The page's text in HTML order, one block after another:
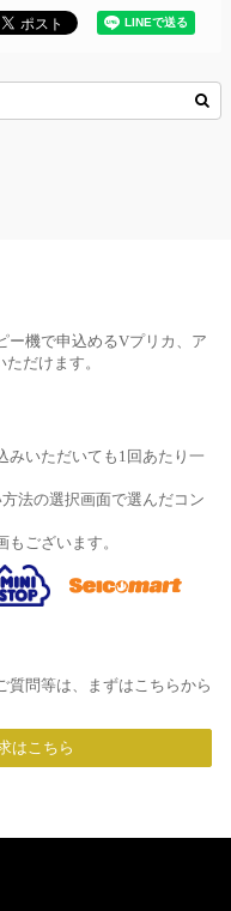
ー機で申込めるVプリカ、ア
だけます。
みいただいても1回あたり一
法の選択画面で選んだコン
ございます。
質問等は、まずはこちらから
はこちら